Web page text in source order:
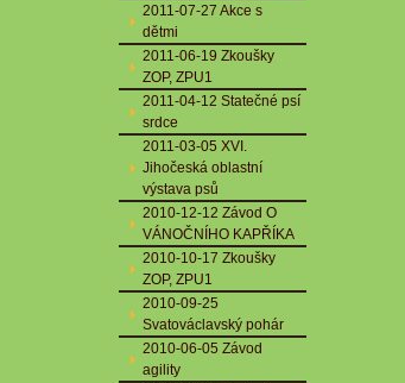
2011-07-27 Akce s
dětmi
2011-06-19 Zkoušky
ZOP, ZPU1
2011-04-12 Statečné psí
srdce
2011-03-05 XVI.
Jihočeská oblastní
výstava psů
2010-12-12 Závod O
VÁNOČNÍHO KAPŘÍKA
2010-10-17 Zkoušky
ZOP, ZPU1
2010-09-25
Svatováclavský pohár
2010-06-05 Závod
agility